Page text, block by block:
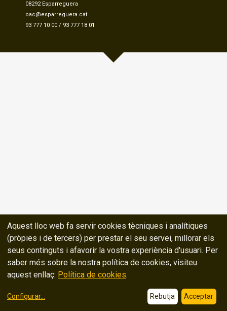
08292 Esparreguera
oac@esparreguera.cat
93 777 10 00 / 93 777 18 01
Aquest lloc web fa servir cookies tècniques i analítiques
(pròpies i de tercers) per prestar el seu servei, millorar els
seus continguts i afavorir la vostra experiència d'usuari. Per
saber més sobre la nostra política de cookies, visiteu
aquest enllaç: Política de cookies.
Configurar... Rebutja Acceptar